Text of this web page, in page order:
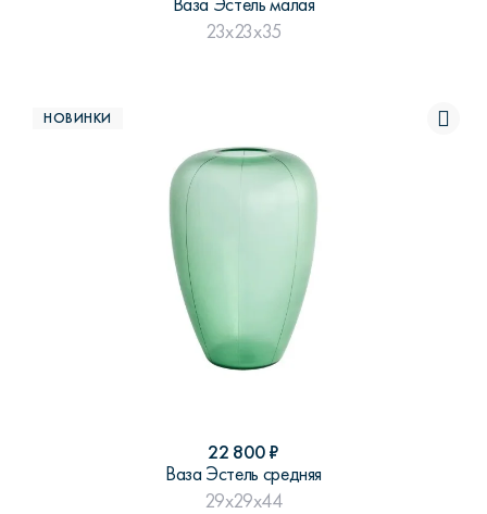
23x23x35
НОВИНКИ
22 800₽
Ваза Эстель средняя
29x29x44